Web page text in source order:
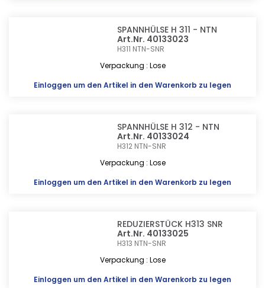
SPANNHÜLSE H 311 - NTN
Art.Nr. 40133023
H311 NTN-SNR
Verpackung : Lose
Einloggen um den Artikel in den Warenkorb zu legen
SPANNHÜLSE H 312 - NTN
Art.Nr. 40133024
H312 NTN-SNR
Verpackung : Lose
Einloggen um den Artikel in den Warenkorb zu legen
REDUZIERSTÜCK H313 SNR
Art.Nr. 40133025
H313 NTN-SNR
Verpackung : Lose
Einloggen um den Artikel in den Warenkorb zu legen